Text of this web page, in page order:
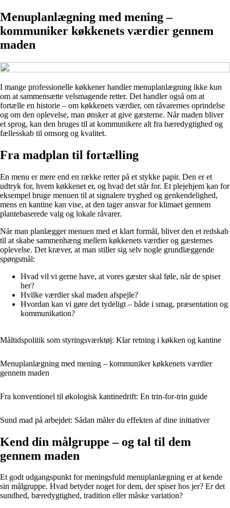
Menuplanlægning med mening –
kommuniker køkkenets værdier gennem
maden
I mange professionelle køkkener handler menuplanlægning ikke kun
om at sammensætte velsmagende retter. Det handler også om at
fortælle en historie – om køkkenets værdier, om råvarernes oprindelse
og om den oplevelse, man ønsker at give gæsterne. Når maden bliver
et sprog, kan den bruges til at kommunikere alt fra bæredygtighed og
fællesskab til omsorg og kvalitet.
Fra madplan til fortælling
En menu er mere end en række retter på et stykke papir. Den er et
udtryk for, hvem køkkenet er, og hvad det står for. Et plejehjem kan for
eksempel bruge menuen til at signalere tryghed og genkendelighed,
mens en kantine kan vise, at den tager ansvar for klimaet gennem
plantebaserede valg og lokale råvarer.
Når man planlægger menuen med et klart formål, bliver den et redskab
til at skabe sammenhæng mellem køkkenets værdier og gæsternes
oplevelse. Det kræver, at man stiller sig selv nogle grundlæggende
spørgsmål:
Hvad vil vi gerne have, at vores gæster skal føle, når de spiser
her?
Hvilke værdier skal maden afspejle?
Hvordan kan vi gøre det tydeligt – både i smag, præsentation og
kommunikation?
Måltidspolitik som styringsværktøj: Klar retning i køkken og kantine
Menuplanlægning med mening – kommuniker køkkenets værdier
gennem maden
Fra konventionel til økologisk kantinedrift: En trin-for-trin guide
Sund mad på arbejdet: Sådan måler du effekten af dine initiativer
Kend din målgruppe – og tal til dem
gennem maden
Et godt udgangspunkt for meningsfuld menuplanlægning er at kende
sin målgruppe. Hvad betyder noget for dem, der spiser hos jer? Er det
sundhed, bæredygtighed, tradition eller måske variation?